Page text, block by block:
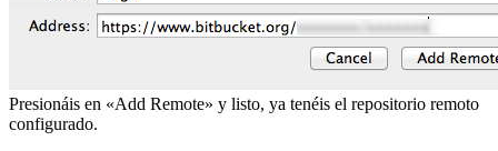
Presionáis en «Add Remote» y listo, ya tenéis el repositorio remoto
configurado.